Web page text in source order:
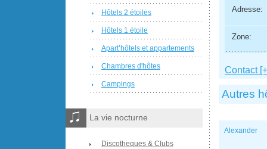
Adresse:
Zone:
Contact
Autres
Alexander
Hôtels 2 étoiles
Hôtels 1 étoile
Apart’hôtels et appartements
Chambres d'hôtes
Campings
La vie nocturne
Discotheques & Clubs